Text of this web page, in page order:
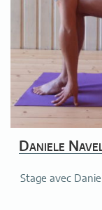
Daniele
Stage avec